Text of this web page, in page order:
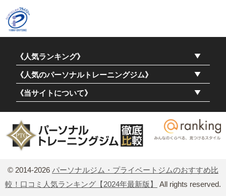
《人気ランキング》
《人気のパーソナルトレーニングジム》
《当サイトについて》
© 2014-2026 パーソナルジム・プライベートジムのおすすめ比
較！口コミ人気ランキング【2024年最新版】
All rights reserved.